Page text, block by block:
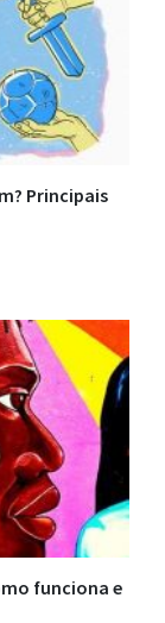
Principais
funciona e